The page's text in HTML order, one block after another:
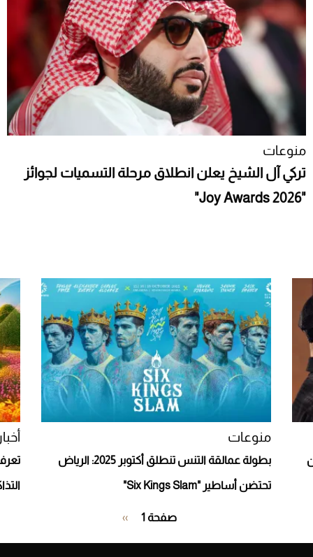
منوعات
تركي آل الشيخ يعلن انطلاق مرحلة التسميات لجوائز
"Joy Awards 2026"
منوعات
بطولة عمالقة التنس تنطلق أكتوبر 2025: الرياض
تحتضن أساطير "Six Kings Slam"
صفحة 1
الصفحة
››